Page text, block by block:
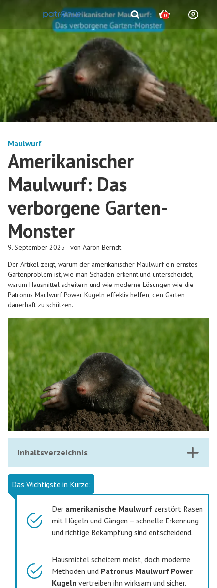
0
Maulwurf
Amerikanischer
Maulwurf: Das
verborgene Garten-
Monster
9. September 2025 - von Aaron Berndt
Der Artikel zeigt, warum der amerikanischer Maulwurf ein ernstes
Gartenproblem ist, wie man Schäden erkennt und unterscheidet,
warum Hausmittel scheitern und wie moderne Lösungen wie die
Patronus Maulwurf Power Kugeln effektiv helfen, den Garten
dauerhaft zu schützen.
Inhaltsverzeichnis
Das Wichtigste in Kürze:
Der amerikanische Maulwurf zerstört Rasen
mit Hügeln und Gängen – schnelle Erkennung
und richtige Bekämpfung sind entscheidend.
Hausmittel scheitern meist, doch moderne
Methoden und Patronus Maulwurf Power
Kugeln vertreiben ihn wirksam und sicher.